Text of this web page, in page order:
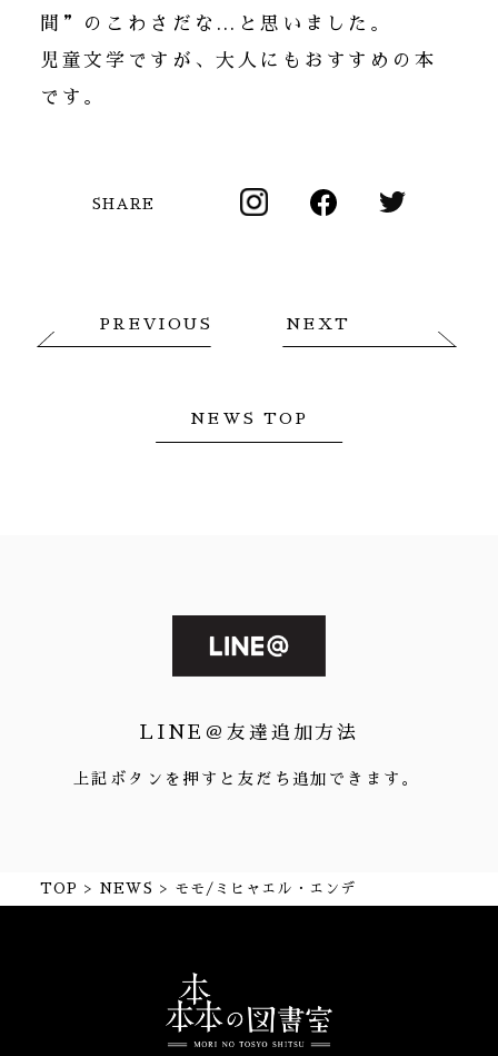
間”のこわさだな…と思いました。
児童文学ですが、大人にもおすすめの本
です。
SHARE
PREVIOUS
NEWS TOP
NEXT
LINE＠友達追加方法
上記ボタンを押すと友だち追加できます。
TOP NEWS モモ/ミヒャエル・エンデ